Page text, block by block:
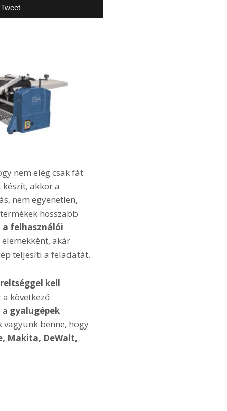
Tweet
nem elég csak fát
akkor a
nem egyenetlen,
hosszabb
felhasználói
akár
teljesíti a feladatát.
kell
következő
gyalugépek
benne, hogy
Makita, DeWalt,